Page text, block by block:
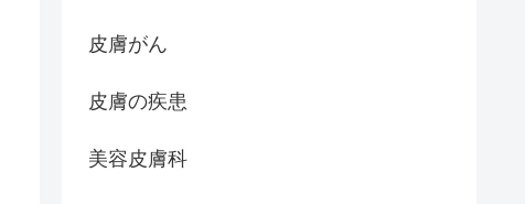
皮膚がん
皮膚の疾患
美容皮膚科